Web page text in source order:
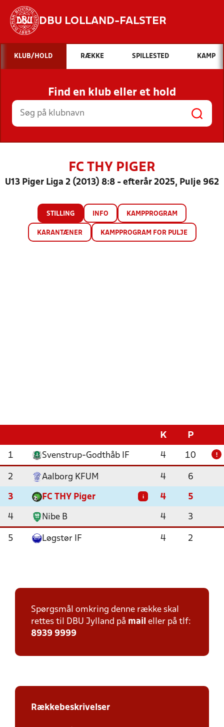
DBU LOLLAND-FALSTER
Hvad vil du søge efter?
INDHOLD OG NYHEDER
STILLINGER, RESULTATER, KLUBBER OG
HOLD
KLUB/HOLD RÆKKE SPILLESTED KAMP
Find en klub eller et hold
FC THY PIGER
U13 Piger Liga 2 (2013) 8:8 - efterår 2025, Pulje 962
STILLING INFO KAMPPROGRAM
KARANTÆNER KAMPPROGRAM FOR PULJE
K P
1 Svenstrup-Godthåb IF 4 10 !
2 Aalborg KFUM 4 6
3 FC THY Piger i 4 5
4 Nibe B 4 3
5 Løgstør IF 4 2
Spørgsmål omkring denne række skal
rettes til DBU Jylland på mail eller på tlf:
8939 9999
Rækkebeskrivelser